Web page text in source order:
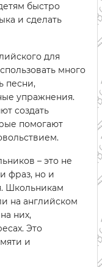
быстро
и сделать
для
много
песни,
упражнения.
создать
помогают
– это не
фраз, но и
Школьникам
на английском
них,
Это
и